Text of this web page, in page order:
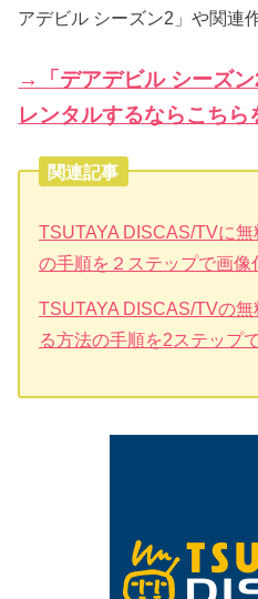
アデビル シーズン2」や関連
→「デアデビル シーズ
レンタルするならこちら
関連記事
TSUTAYA DISCAS/TVに
の手順を２ステップで画像
TSUTAYA DISCAS/TVの
る方法の手順を2ステップ